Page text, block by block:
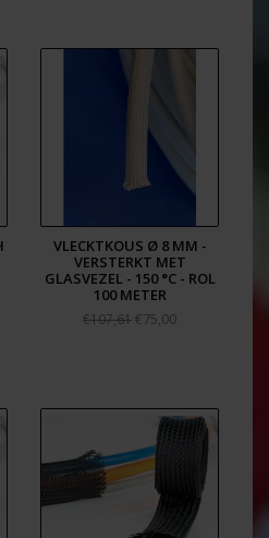
VLECKTKOUS Ø 8 MM -
VERSTERKT MET
GLASVEZEL - 150 °C - ROL
100 METER
€107,61€75,00